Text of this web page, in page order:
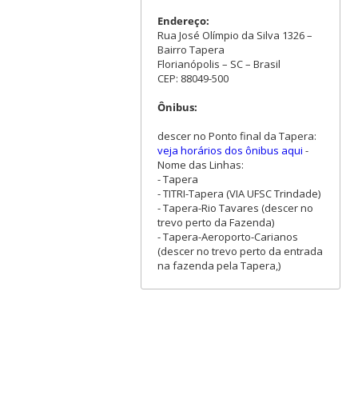
Endereço:
Rua José Olímpio da Silva 1326 –
Bairro Tapera
Florianópolis – SC – Brasil
CEP: 88049-500
Ônibus:
descer no Ponto final da Tapera:
veja horários dos ônibus aqui -
Nome das Linhas:
- Tapera
- TITRI-Tapera (VIA UFSC Trindade)
- Tapera-Rio Tavares (descer no
trevo perto da Fazenda)
- Tapera-Aeroporto-Carianos
(descer no trevo perto da entrada
na fazenda pela Tapera,)